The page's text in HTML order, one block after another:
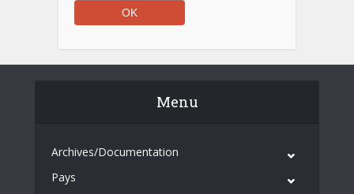
Menu
Archives/Documentation
Pays